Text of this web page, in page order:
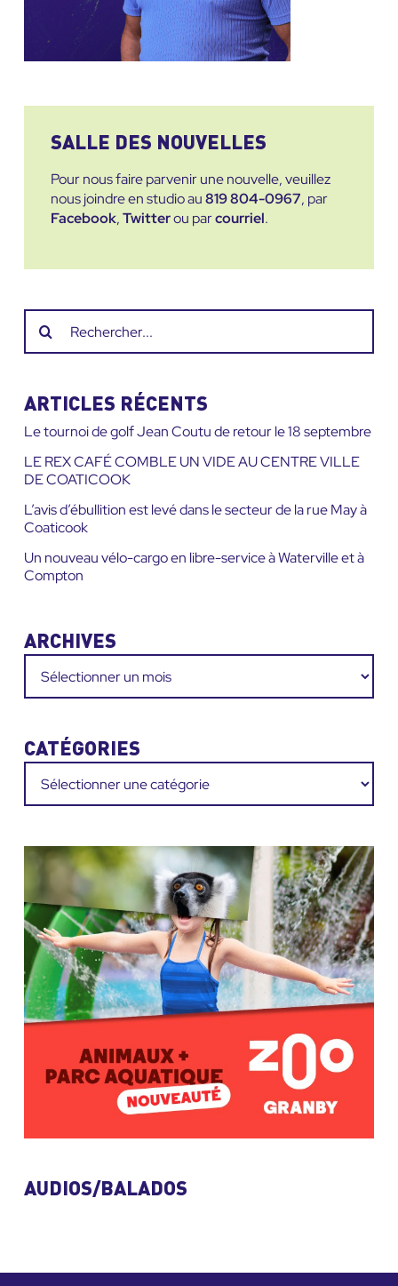
SALLE DES NOUVELLES
Pour nous faire parvenir une nouvelle, veuillez
nous joindre en studio au819 804-0967, par
Facebook,Twitterou parcourriel.
Recherche
site
:
ARTICLES RÉCENTS
Le tournoi de golf Jean Coutu de retour le 18 septembre
LE REX CAFÉ COMBLE UN VIDE AU CENTRE VILLE
DE COATICOOK
L’avis d’ébullition est levé dans le secteur de la rue May à
Coaticook
Un nouveau vélo-cargo en libre-service à Waterville et à
Compton
ARCHIVES
Archives
CATÉGORIES
Catégories
AUDIOS/BALADOS